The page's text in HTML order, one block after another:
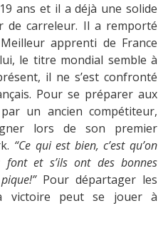
ans et il a déjà une solide
de carreleur. Il a remporté
apprenti de France
le titre mondial semble à
il ne s’est confronté
Pour se préparer aux
un ancien compétiteur,
lors de son premier
“Ce qui est bien, c’est qu’on
font et s’ils ont des bonnes
”Pour départager les
victoire peut se jouer à